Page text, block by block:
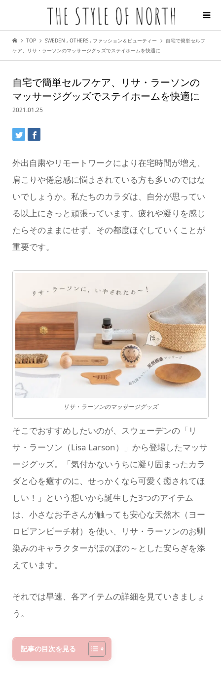
TOP SWEDEN , OTHERS , ファッション＆ビューティー
自宅で簡単セルフ
ケア、リサ・ラーソンのマッサージグッズでステイホームを快適に
自宅で簡単セルフケア、リサ・ラーソンの
マッサージグッズでステイホームを快適に
2021.01.25
外出自粛やリモートワークにより在宅時間が増え、
肩こりや倦怠感に悩まされている方も多いのではな
いでしょうか。私たちのカラダは、自分が思ってい
る以上にきっと頑張っています。疲れや凝りを感じ
たらそのままにせず、その都度ほぐしていくことが
重要です。
リサ・ラーソンのマッサージグッズ
そこでおすすめしたいのが、スウェーデンの「リ
サ・ラーソン（Lisa Larson）」から登場したマッサ
ージグッズ。「気付かないうちに凝り固まったカラ
ダと心を癒すのに、せっかくなら可愛く癒されてほ
しい！」という想いから誕生した3つのアイテム
は、小さなお子さんが触っても安心な天然木（ヨー
ロピアンビーチ材）を使い、リサ・ラーソンのお馴
染みのキャラクターがほのぼの～とした安らぎを添
えています。
それでは早速、各アイテムの詳細を見ていきましょ
う。
記事の目次を見る